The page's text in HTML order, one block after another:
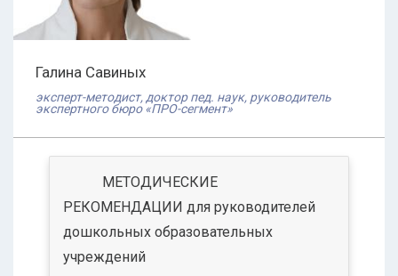
Галина Савиных
эксперт-методист, доктор пед. наук, руководитель
экспертного бюро «ПРО-сегмент»
МЕТОДИЧЕСКИЕ
РЕКОМЕНДАЦИИ для руководителей
дошкольных образовательных
учреждений